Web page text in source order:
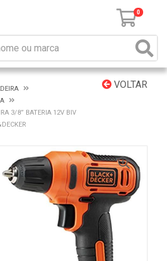
0
VOLTAR
3/8” BATERIA 12V BIV